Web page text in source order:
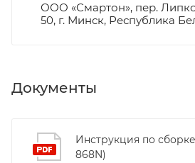
ООО «Смартон», пер.
50, г. Минск, Республика
Документы
Инструкция по
868N)